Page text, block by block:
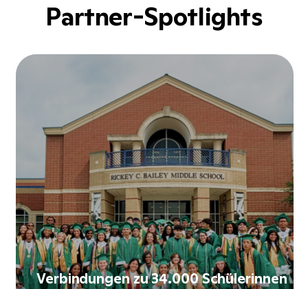
Partner-Spotlights
Verbindungen zu 34.000 Schülerinnen